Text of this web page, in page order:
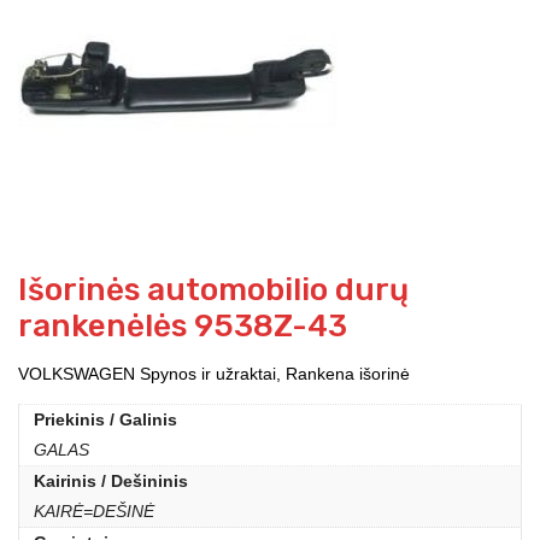
Išorinės automobilio durų
rankenėlės 9538Z-43
VOLKSWAGEN Spynos ir užraktai, Rankena išorinė
Priekinis / Galinis
GALAS
Kairinis / Dešininis
KAIRĖ=DEŠINĖ